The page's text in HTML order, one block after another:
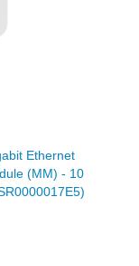
Ethernet
(MM) - 10